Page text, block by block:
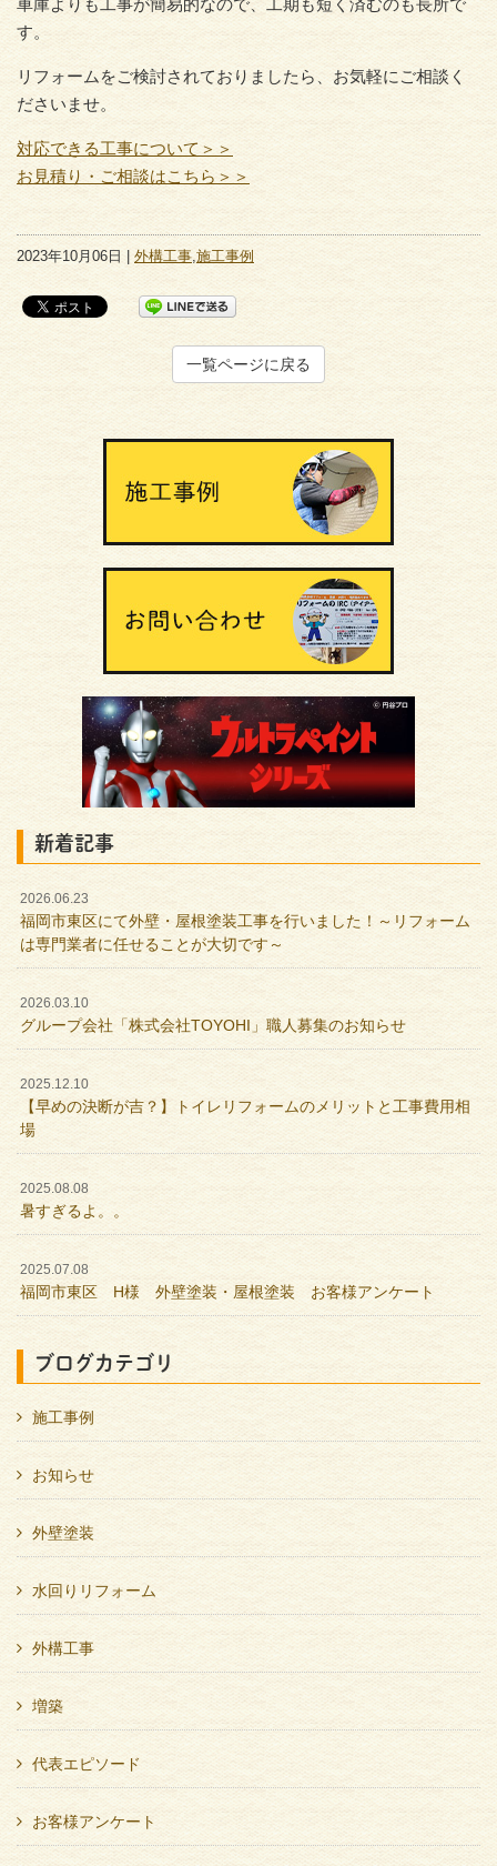
車庫よりも工事が簡易的なので、工期も短く済むのも長所で
す。
リフォームをご検討されておりましたら、お気軽にご相談く
ださいませ。
対応できる工事について＞＞
お見積り・ご相談はこちら＞＞
2023年10月06日 | 外構工事,施工事例
一覧ページに戻る
新着記事
2026.06.23
福岡市東区にて外壁・屋根塗装工事を行いました！～リフォーム
は専門業者に任せることが大切です～
2026.03.10
グループ会社「株式会社TOYOHI」職人募集のお知らせ
2025.12.10
【早めの決断が吉？】トイレリフォームのメリットと工事費用相
場
2025.08.08
暑すぎるよ。。
2025.07.08
福岡市東区 H様 外壁塗装・屋根塗装 お客様アンケート
ブログカテゴリ
施工事例
お知らせ
外壁塗装
水回りリフォーム
外構工事
増築
代表エピソード
お客様アンケート